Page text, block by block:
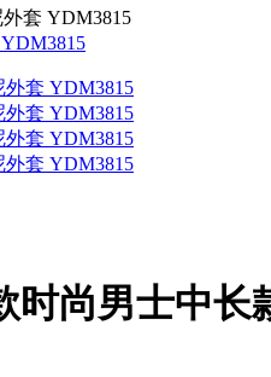
套 YDM3815
时尚男士中